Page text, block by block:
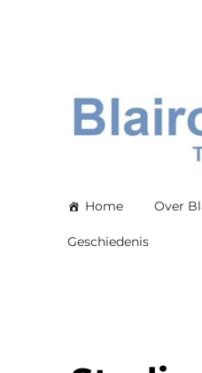
Home Over
Geschiedenis